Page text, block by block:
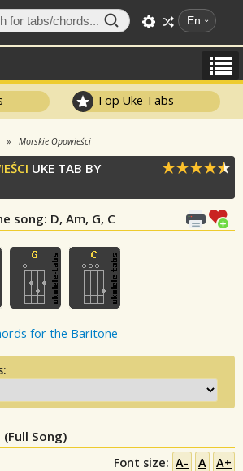
En
Top Uke Tabs
Morskie Opowieści
UKE TAB BY
song: D, Am, G, C
for the Baritone
Song)
Font size: A- A A+